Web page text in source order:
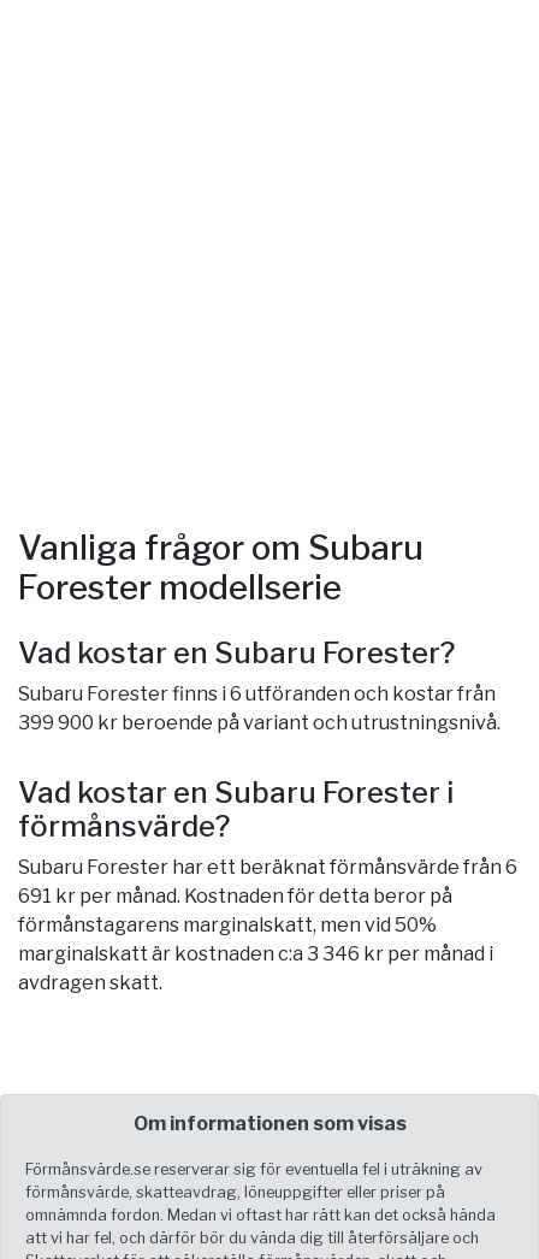
Vanliga frågor om Subaru
Forester modellserie
Vad kostar en Subaru Forester?
Subaru Forester finns i 6 utföranden och kostar från
399 900 kr beroende på variant och utrustningsnivå.
Vad kostar en Subaru Forester i
förmånsvärde?
Subaru Forester har ett beräknat förmånsvärde från 6
691 kr per månad. Kostnaden för detta beror på
förmånstagarens marginalskatt, men vid 50%
marginalskatt är kostnaden c:a 3 346 kr per månad i
avdragen skatt.
Om informationen som visas
Förmånsvärde.se reserverar sig för eventuella fel i uträkning av
förmånsvärde, skatteavdrag, löneuppgifter eller priser på
omnämnda fordon. Medan vi oftast har rätt kan det också hända
att vi har fel, och därför bör du vända dig till återförsäljare och